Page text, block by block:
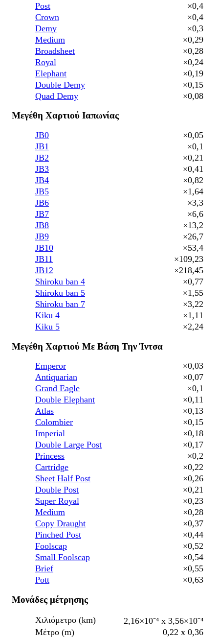
Post
×0,4
Crown
×0,4
Demy
×0,3
Medium
×0,29
Broadsheet
×0,28
Royal
×0,24
Elephant
×0,19
Double Demy
×0,15
Quad Demy
×0,08
Μεγέθη Χαρτιού Ιαπωνίας
JB0
×0,05
JB1
×0,1
JB2
×0,21
JB3
×0,41
JB4
×0,82
JB5
×1,64
JB6
×3,3
JB7
×6,6
JB8
×13,2
JB9
×26,7
JB10
×53,4
JB11
×109,23
JB12
×218,45
Shiroku ban 4
×0,77
Shiroku ban 5
×1,55
Shiroku ban 7
×3,22
Kiku 4
×1,11
Kiku 5
×2,24
Μεγέθη Χαρτιού Με Βάση Την Ίντσα
Emperor
×0,03
Antiquarian
×0,07
Grand Eagle
×0,1
Double Elephant
×0,11
Atlas
×0,13
Colombier
×0,15
Imperial
×0,18
Double Large Post
×0,17
Princess
×0,2
Cartridge
×0,22
Sheet Half Post
×0,26
Double Post
×0,21
Super Royal
×0,23
Medium
×0,28
Copy Draught
×0,37
Pinched Post
×0,44
Foolscap
×0,52
Small Foolscap
×0,54
Brief
×0,55
Pott
×0,63
Μονάδες μέτρησης
Χιλιόμετρο (km)
2,16×10⁻⁴ x 3,56×10⁻⁴
Μέτρο (m)
0,22 x 0,36